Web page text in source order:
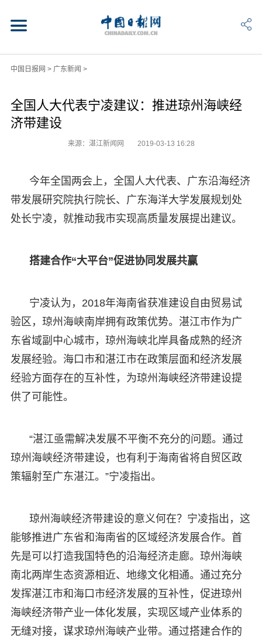
中国日报网 > 广东新闻 >
全国人大代表宁凌建议：推进琼州海峡经
济带建设
来源：湛江新闻网 2019-03-13 16:28
今年全国两会上，全国人大代表、广东沿海经济
带发展研究院执行院长、广东海洋大学发展规划处
处长宁凌，就推动我市实现高质量发展提出建议。
搭建合作“大平台”促进协同发展共赢
宁凌认为，2018年海南省获准建设自由贸易试
验区，琼州海峡南岸拥有政策优势。湛江市作为广
东省域副中心城市，琼州海峡北岸具备成熟的经济
发展经验。海口市和湛江市在政策层面和经济发展
经验方面存在的互补性，为琼州海峡经济带建设提
供了可能性。
“湛江亟需解决发展不平衡不充分的问题。通过
琼州海峡经济带建设，也有利于海南省将自贸区政
策辐射至广东湛江。”宁凌指出。
琼州海峡经济带建设的意义何在？宁凌指出，这
能够推进广东省和海南省的区域经济发展合作。首
先是可以打造我国特色的沿海经济走廊。琼州海峡
南北两岸生态资源相近、地缘文化相通。通过充分
发挥湛江市和海口市经济发展的互补性，促进琼州
海峡经济带产业一体化发展，实现区域产业体系的
无缝对接，谋求琼州海峡产业带。通过搭建合作的